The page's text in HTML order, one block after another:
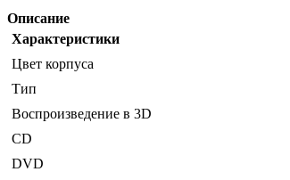
Описание
Характеристики
Цвет корпуса
Тип
Воспроизведение в 3D
CD
DVD